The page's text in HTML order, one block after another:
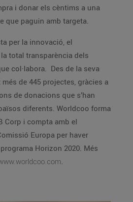
i donar els cèntims a una
que paguin amb targeta.
per la innovació, el
dels
col·labora. Des de la seva
de 445 projectes, gràcies a
Worldcoo forma
Corp i compta amb el
Horizon 2020. Més
.